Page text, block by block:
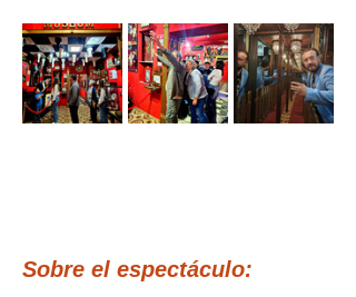
Sobre el espectáculo: